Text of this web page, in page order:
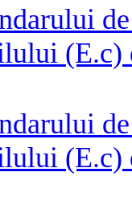
(E.c)
(E.c)